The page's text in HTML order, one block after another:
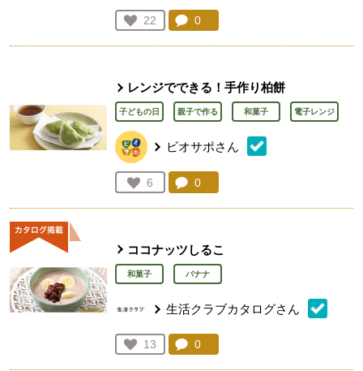
お気に入り登録：
22
人が登録
コメント：
0
レンジでできる！手作り柏餅
子どもの日 親子で作る 和菓子 電子レンジ
ビオサポさん
お気に入り登録：
6
人が登録
コメント：
0
ココナッツしるこ
和菓子 バナナ
生活クラブカタログさん
お気に入り登録：
13
人が登録
コメント：
0